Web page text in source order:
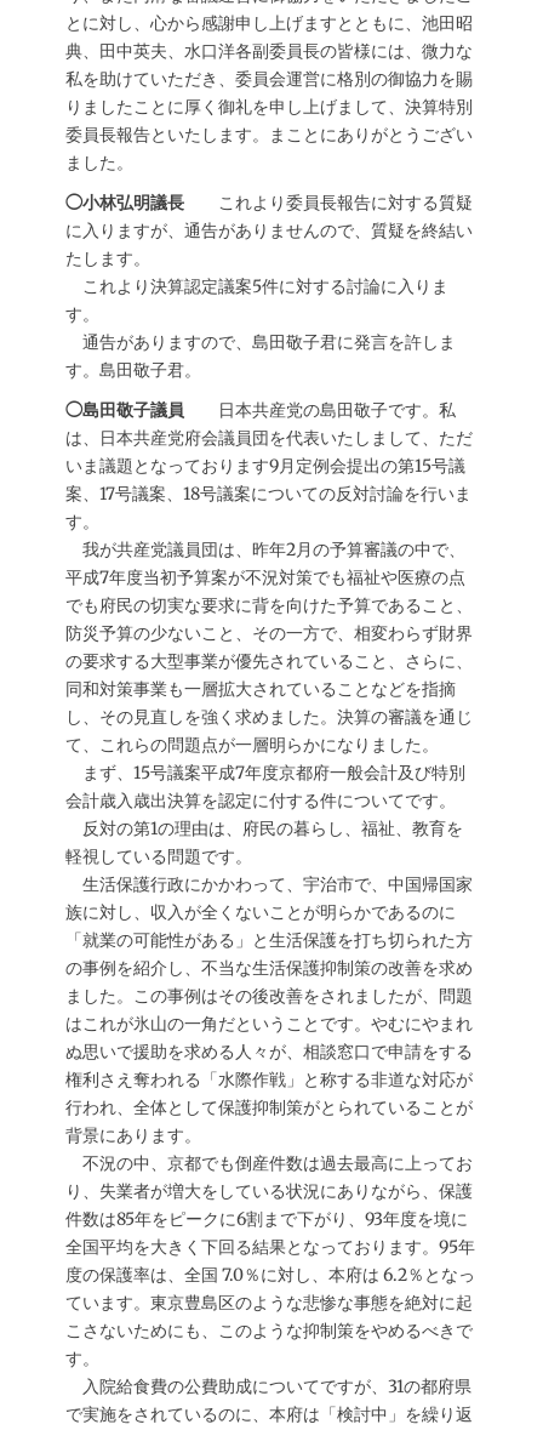
とに対し、心から感謝申し上げますとともに、池田昭
典、田中英夫、水口洋各副委員長の皆様には、微力な
私を助けていただき、委員会運営に格別の御協力を賜
りましたことに厚く御礼を申し上げまして、決算特別
委員長報告といたします。まことにありがとうござい
ました。
◯小林弘明議長 これより委員長報告に対する質疑
に入りますが、通告がありませんので、質疑を終結い
たします。
これより決算認定議案5件に対する討論に入りま
す。
通告がありますので、島田敬子君に発言を許しま
す。島田敬子君。
◯島田敬子議員 日本共産党の島田敬子です。私
は、日本共産党府会議員団を代表いたしまして、ただ
いま議題となっております9月定例会提出の第15号議
案、17号議案、18号議案についての反対討論を行いま
す。
我が共産党議員団は、昨年2月の予算審議の中で、
平成7年度当初予算案が不況対策でも福祉や医療の点
でも府民の切実な要求に背を向けた予算であること、
防災予算の少ないこと、その一方で、相変わらず財界
の要求する大型事業が優先されていること、さらに、
同和対策事業も一層拡大されていることなどを指摘
し、その見直しを強く求めました。決算の審議を通じ
て、これらの問題点が一層明らかになりました。
まず、15号議案平成7年度京都府一般会計及び特別
会計歳入歳出決算を認定に付する件についてです。
反対の第1の理由は、府民の暮らし、福祉、教育を
軽視している問題です。
生活保護行政にかかわって、宇治市で、中国帰国家
族に対し、収入が全くないことが明らかであるのに
「就業の可能性がある」と生活保護を打ち切られた方
の事例を紹介し、不当な生活保護抑制策の改善を求め
ました。この事例はその後改善をされましたが、問題
はこれが氷山の一角だということです。やむにやまれ
ぬ思いで援助を求める人々が、相談窓口で申請をする
権利さえ奪われる「水際作戦」と称する非道な対応が
行われ、全体として保護抑制策がとられていることが
背景にあります。
不況の中、京都でも倒産件数は過去最高に上ってお
り、失業者が増大をしている状況にありながら、保護
件数は85年をピークに6割まで下がり、93年度を境に
全国平均を大きく下回る結果となっております。95年
度の保護率は、全国 7.0％に対し、本府は 6.2％となっ
ています。東京豊島区のような悲惨な事態を絶対に起
こさないためにも、このような抑制策をやめるべきで
す。
入院給食費の公費助成についてですが、31の都府県
で実施をされているのに、本府は「検討中」を繰り返